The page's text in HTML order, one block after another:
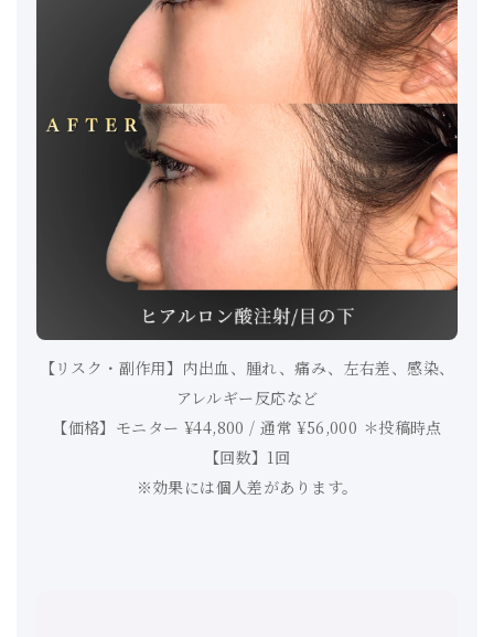
【リスク・副作用】内出血、腫れ、痛み、左右差、感染、
アレルギー反応など
【価格】モニター ¥44,800 / 通常 ¥56,000 ＊投稿時点
【回数】1回
※効果には個人差があります。